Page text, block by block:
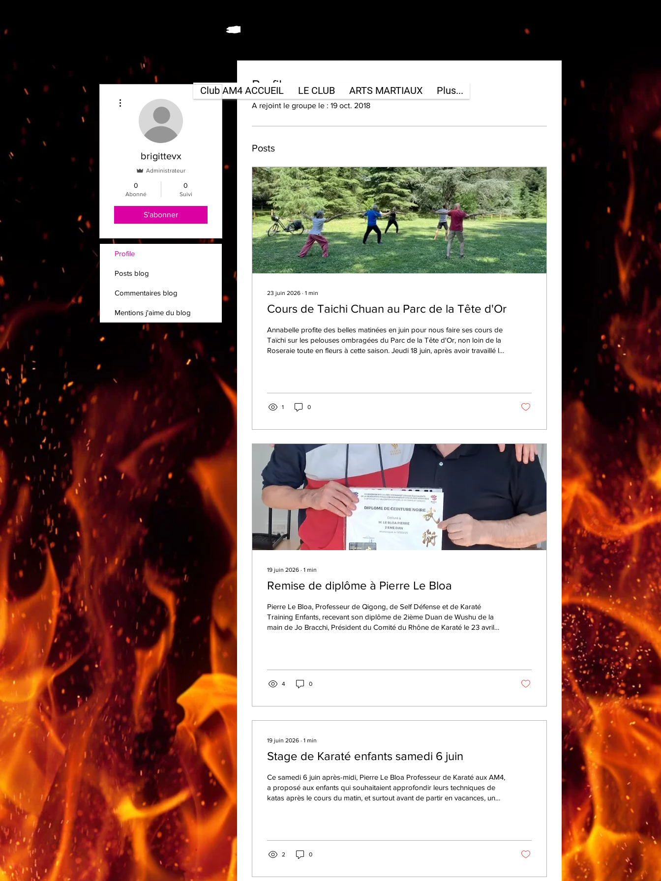
Profil
A rejoint le groupe le : 19 oct. 2018
Posts
23 juin 2026 ∙ 1 min
Cours de Taichi Chuan au Parc de la Tête d'Or
Annabelle profite des belles matinées en juin pour nous faire ses cours de
Taïchi sur les pelouses ombragées du Parc de la Tête d'Or, non loin de la
Roseraie toute en fleurs à cette saison. Jeudi 18 juin, après avoir travaillé la
1 0
19 juin 2026 ∙ 1 min
Remise de diplôme à Pierre Le Bloa
Pierre Le Bloa, Professeur de Qigong, de Self Défense et de Karaté
Training Enfants, recevant son diplôme de 2ième Duan de Wushu de la
main de Jo Bracchi, Président du Comité du Rhône de Karaté le 23 avril
4 0
19 juin 2026 ∙ 1 min
Stage de Karaté enfants samedi 6 juin
Ce samedi 6 juin après-midi, Pierre Le Bloa Professeur de Karaté aux AM4,
a proposé aux enfants qui souhaitaient approfondir leurs techniques de
katas après le cours du matin, et surtout avant de partir en vacances, un
ans et 2 années de pratique a obtenu sa ceinture jaune-orange, et...
2 0
brigittevx
Administrateur
0
Abonné
0
Suivi
S'abonner
Profile
Posts blog
Commentaires blog
Mentions j'aime du blog
Club AM4 ACCUEIL LE CLUB ARTS MARTIAUX Plus...